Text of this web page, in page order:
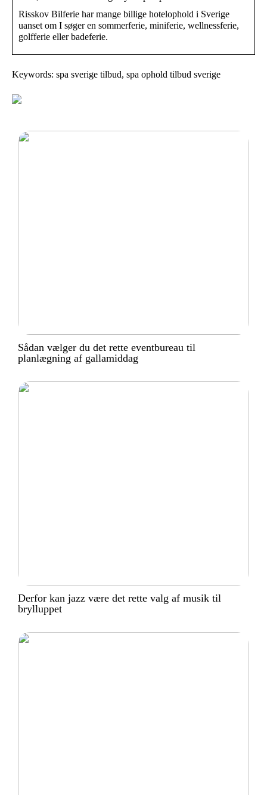
Risskov Bilferie har mange billige hotelophold i Sverige
uanset om I søger en sommerferie, miniferie, wellnessferie,
golfferie eller badeferie.
Keywords: spa sverige tilbud, spa ophold tilbud sverige
Sådan vælger du det rette eventbureau til
planlægning af gallamiddag
Derfor kan jazz være det rette valg af musik til
brylluppet